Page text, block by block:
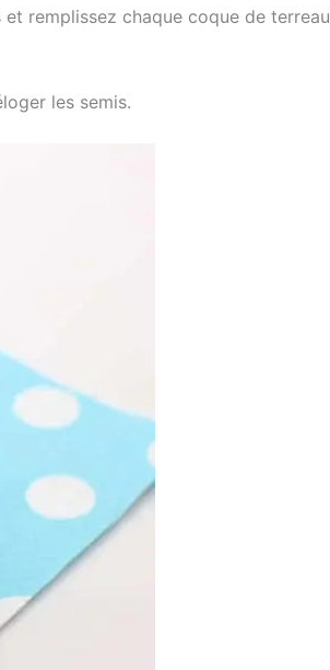
remplissez chaque coque de terreau
les semis.